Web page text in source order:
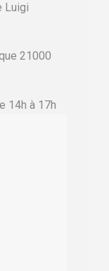
Luigi
21000
14h à 17h